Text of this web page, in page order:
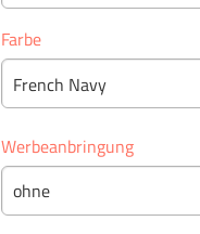
Farbe
French Navy
Werbeanbringung
ohne